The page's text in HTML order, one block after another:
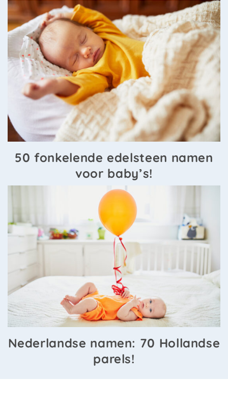
50 fonkelende edelsteen namen
voor baby’s!
Nederlandse namen: 70 Hollandse
parels!